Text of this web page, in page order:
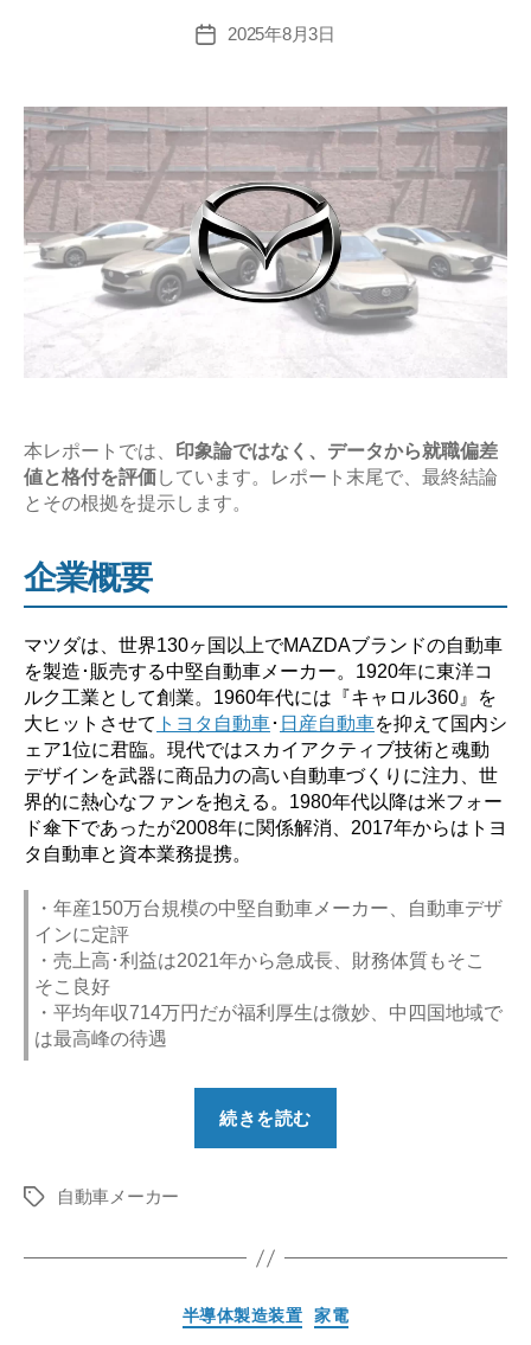
と
平
均
年
収
の
企
業
務？
投
2025年8月3日
本レポートでは、 印象論ではなく、データから就職偏差
値と格付を評価しています。レポート末尾で、最終結論
とその根拠を提示します。
企業概要
マツダは、世界130ヶ国以上でMAZDAブランドの自動車
を製造･販売する中堅自動車メーカー。1920年に東洋コ
ルク工業として創業。1960年代には『キャロル360』を
大ヒットさせて トヨタ自動車･ 日産自動車を抑えて国内シ
ェア1位に君臨。現代ではスカイアクティブ技術と魂動
デザインを武器に商品力の高い自動車づくりに注力、世
界的に熱心なファンを抱える。1980年代以降は米フォー
ド傘下であったが2008年に関係解消、2017年からはトヨ
タ自動車と資本業務提携。
・年産150万台規模の中堅自動車メーカー、自動車デザ
インに定評
・売上高･利益は2021年から急成長、財務体質もそこ
そこ良好
・平均年収714万円だが福利厚生は微妙、中四国地域で
は最高峰の待遇
続きを読む
ダ
就
タ
自動車メーカー
カ
半導体製造装置 家電